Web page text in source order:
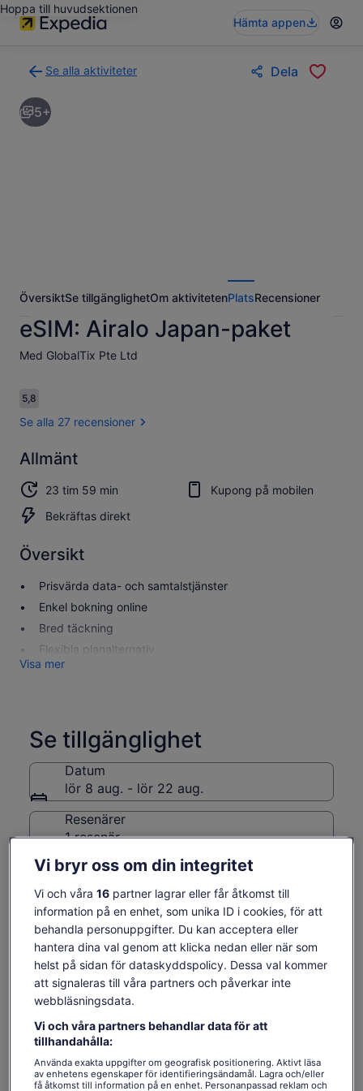
Hoppa till huvudsektionen
Hämta appen
Se alla aktiviteter
tillbaka
till
resultatsidan
Dela
5+
ÖversiktSe tillgänglighetOm aktivitetenPlatsRecensioner
eSIM: Airalo Japan-paket
Med GlobalTix Pte Ltd
Recensioner
5,85,8 av 10,
Se alla 27 recensioner
5.85.8 av 10
Se alla 27
recensioner
Allmänt
23 tim 59 min
Kupong på mobilen
Bekräftas direkt
Översikt
Prisvärda data- och samtalstjänster
Enkel bokning online
Bred täckning
Flexibla planalternativ
Visa mer
Se tillgänglighet
Datum
lör 8 aug. - lör 22 aug.
Resenärer
1 resenär
mån 10 aug. tis 11 aug.
-
ons 12 aug.
33 kr
tors 13 aug.
33 kr
Priset
är
33 kr
per
33 kr
inklusive skatter och avgifter
per resenär
Se biljetter
Innehållet på den här sidan kan ha skapats med
maskinöversättning
Se originaltexten (engelska)
Lämna feedback om översättningen Öppnas
i
flik
Vad ingår och vad ingår
inte?
Vi bryr oss om din integritet
Vi och våra 16partner lagrar eller får åtkomst till
information på en enhet, som unika ID i cookies, för att
behandla personuppgifter. Du kan acceptera eller
hantera dina val genom att klicka nedan eller när som
helst på sidan för dataskyddspolicy. Dessa val kommer
att signaleras till våra partners och påverkar inte
webbläsningsdata.
Vi och våra partners behandlar data för att
tillhandahålla:
Använda exakta uppgifter om geografisk positionering. Aktivt läsa
av enhetens egenskaper för identifieringsändamål. Lagra och/eller
få åtkomst till information på en enhet. Personanpassad reklam och